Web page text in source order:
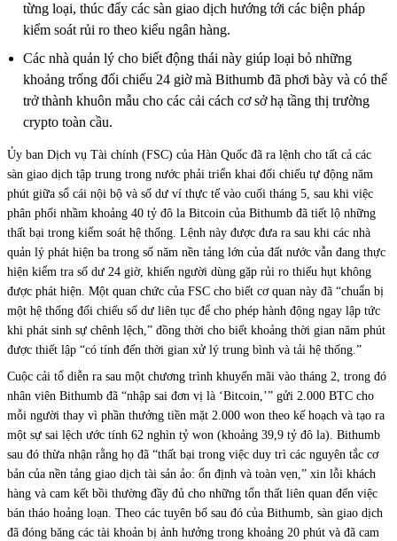
từng loại, thúc đẩy các sàn giao dịch hướng tới các biện pháp
kiểm soát rủi ro theo kiểu ngân hàng.
Các nhà quản lý cho biết động thái này giúp loại bỏ những
khoảng trống đối chiếu 24 giờ mà Bithumb đã phơi bày và có thể
trở thành khuôn mẫu cho các cải cách cơ sở hạ tầng thị trường
crypto toàn cầu.
Ủy ban Dịch vụ Tài chính (FSC) của Hàn Quốc đã ra lệnh cho tất cả các
sàn giao dịch tập trung trong nước phải triển khai đối chiếu tự động năm
phút giữa sổ cái nội bộ và số dư ví thực tế vào cuối tháng 5, sau khi việc
phân phối nhầm khoảng 40 tỷ đô la Bitcoin của Bithumb đã tiết lộ những
thất bại trong kiểm soát hệ thống. Lệnh này được đưa ra sau khi các nhà
quản lý phát hiện ba trong số năm nền tảng lớn của đất nước vẫn đang thực
hiện kiểm tra số dư 24 giờ, khiến người dùng gặp rủi ro thiếu hụt không
được phát hiện. Một quan chức của FSC cho biết cơ quan này đã “chuẩn bị
một hệ thống đối chiếu số dư liên tục để cho phép hành động ngay lập tức
khi phát sinh sự chênh lệch,” đồng thời cho biết khoảng thời gian năm phút
được thiết lập “có tính đến thời gian xử lý trung bình và tải hệ thống.”
Cuộc cải tổ diễn ra sau một chương trình khuyến mãi vào tháng 2, trong đó
nhân viên Bithumb đã “nhập sai đơn vị là ‘Bitcoin,’” gửi 2.000 BTC cho
mỗi người thay vì phần thưởng tiền mặt 2.000 won theo kế hoạch và tạo ra
một sự sai lệch ước tính 62 nghìn tỷ won (khoảng 39,9 tỷ đô la). Bithumb
sau đó thừa nhận rằng họ đã “thất bại trong việc duy trì các nguyên tắc cơ
bản của nền tảng giao dịch tài sản ảo: ổn định và toàn vẹn,” xin lỗi khách
hàng và cam kết bồi thường đầy đủ cho những tổn thất liên quan đến việc
bán tháo hoảng loạn. Theo các tuyên bố sau đó của Bithumb, sàn giao dịch
đã đóng băng các tài khoản bị ảnh hưởng trong khoảng 20 phút và đã cam